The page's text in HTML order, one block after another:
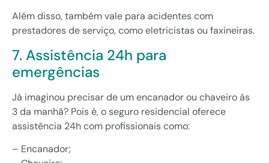
Além disso, também vale para acidentes com
prestadores de serviço, como eletricistas ou faxineiras.
7. Assistência 24h para
emergências
Já imaginou precisar de um encanador ou chaveiro às
3 da manhã? Pois é, o seguro residencial oferece
assistência 24h com profissionais como:
– Encanador;